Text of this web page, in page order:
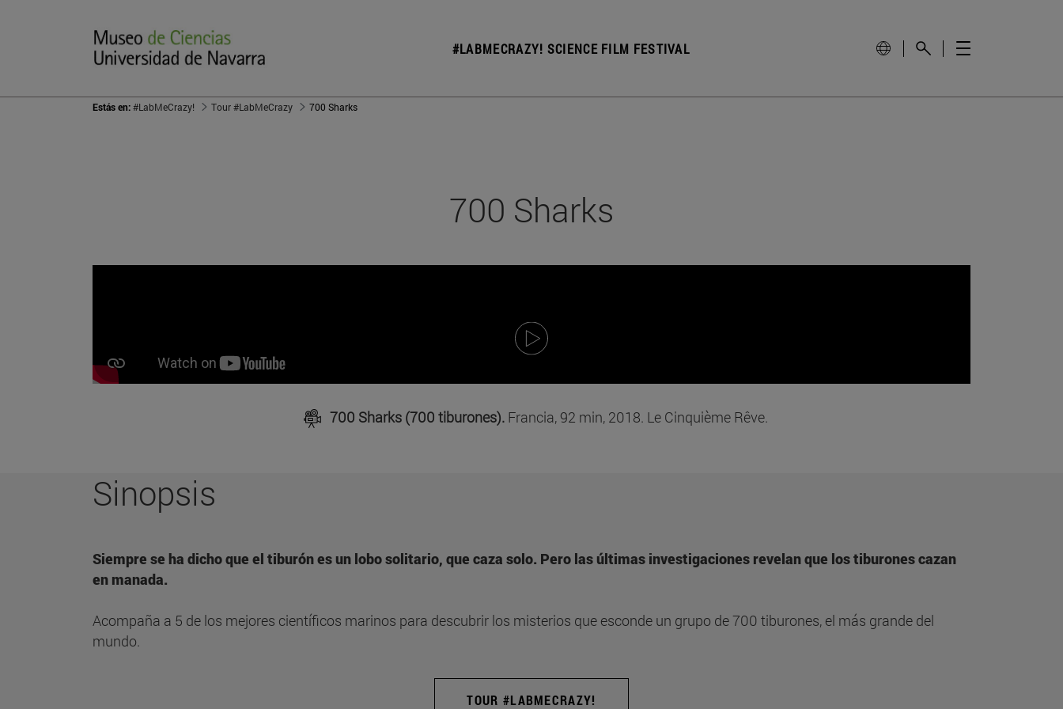
#LABMECRAZY! SCIENCE FILM FESTIVAL
Estás en:#LabMeCrazy! Tour #LabMeCrazy 700 Sharks
700 Sharks
700 Sharks (700 tiburones). Francia, 92 min, 2018. Le Cinquième Rêve.
Sinopsis
Siempre se ha dicho que el tiburón es un lobo solitario, que caza solo. Pero las últimas investigaciones revelan que los tiburones cazan
en manada.
Acompaña a 5 de los mejores científicos marinos para descubrir los misterios que esconde un grupo de 700 tiburones, el más grande del
mundo.
TOUR #LABMECRAZY!